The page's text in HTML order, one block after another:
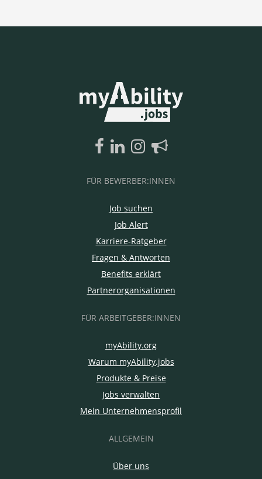
FÜR BEWERBER:INNEN
Job suchen
Job Alert
Karriere-Ratgeber
Fragen & Antworten
Benefits erklärt
Partnerorganisationen
FÜR ARBEITGEBER:INNEN
myAbility.org
Warum myAbility.jobs
Produkte & Preise
Jobs verwalten
Mein Unternehmensprofil
ALLGEMEIN
Über uns